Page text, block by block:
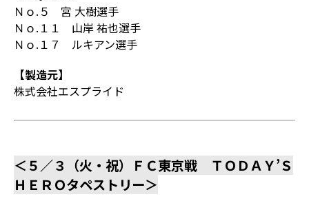
Ｎｏ.５ 宮 大樹選手
Ｎｏ.１１ 山岸 祐也選手
Ｎｏ.１７ ルキアン選手
【製造元】
株式会社エスプライド
＜５／３（火・祝）ＦＣ東京戦 ＴＯＤＡＹ’Ｓ
ＨＥＲＯタペストリー＞